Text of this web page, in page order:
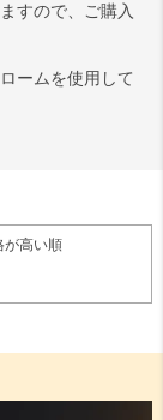
すので、ご購入
ームを使用して
が高い順